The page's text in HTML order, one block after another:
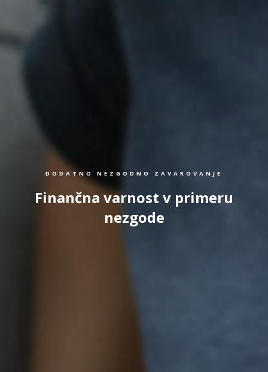
DODATNO NEZGODNO ZAVAROVANJE
Finančna varnost v primeru
nezgode